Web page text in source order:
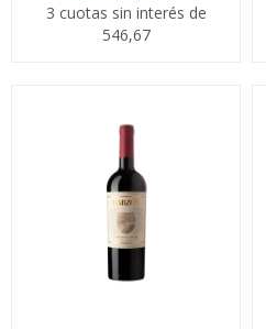
3 cuotas sin interés de
546,67